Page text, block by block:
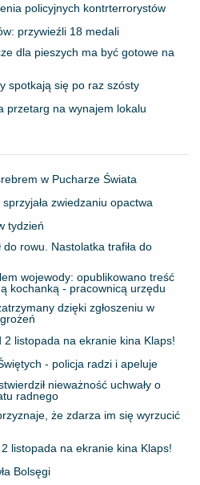
policyjnych kontrterrorystów
przywieźli 18 medali
dla pieszych ma być gotowe na
spotkają się po raz szósty
przetarg na wynajem lokalu
w Pucharze Świata
zwiedzaniu opactwa
tydzień
do rowu. Nastolatka trafiła do
wojewody: opublikowano treść
kochanką - pracownicą urzędu
dzięki zgłoszeniu w
2 listopada na ekranie kina Klaps!
- policja radzi i apeluje
nieważność uchwały o
radnego
że zdarza im się wyrzucić
listopada na ekranie kina Klaps!
Bolsęgi